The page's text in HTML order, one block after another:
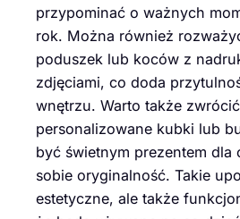
przypominać o ważnych
rok. Można również
poduszek lub koców z
zdjęciami, co doda
wnętrzu. Warto także
personalizowane kubki lub
być świetnym prezentem dla
sobie oryginalność. Takie
estetyczne, ale także